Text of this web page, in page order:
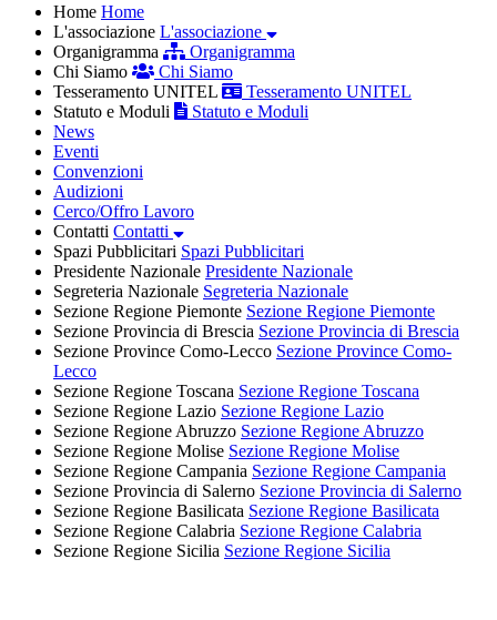
Home Home
L'associazione L'associazione
Organigramma
Organigramma
Chi Siamo
Chi Siamo
Tesseramento UNITEL
Tesseramento UNITEL
Statuto e Moduli
Statuto e Moduli
News
Eventi
Convenzioni
Audizioni
Cerco/Offro Lavoro
Contatti Contatti
Spazi Pubblicitari Spazi Pubblicitari
Presidente Nazionale Presidente Nazionale
Segreteria Nazionale Segreteria Nazionale
Sezione Regione Piemonte Sezione Regione Piemonte
Sezione Provincia di Brescia Sezione Provincia di Brescia
Sezione Province Como-Lecco Sezione Province Como-
Lecco
Sezione Regione Toscana Sezione Regione Toscana
Sezione Regione Lazio Sezione Regione Lazio
Sezione Regione Abruzzo Sezione Regione Abruzzo
Sezione Regione Molise Sezione Regione Molise
Sezione Regione Campania Sezione Regione Campania
Sezione Provincia di Salerno Sezione Provincia di Salerno
Sezione Regione Basilicata Sezione Regione Basilicata
Sezione Regione Calabria Sezione Regione Calabria
Sezione Regione Sicilia Sezione Regione Sicilia